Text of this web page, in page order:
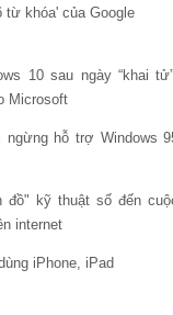
từ khóa' của Google
10 sau ngày “khai
Microsoft
hỗ trợ Windows
đồ" kỹ thuật số đến
internet
iPhone, iPad